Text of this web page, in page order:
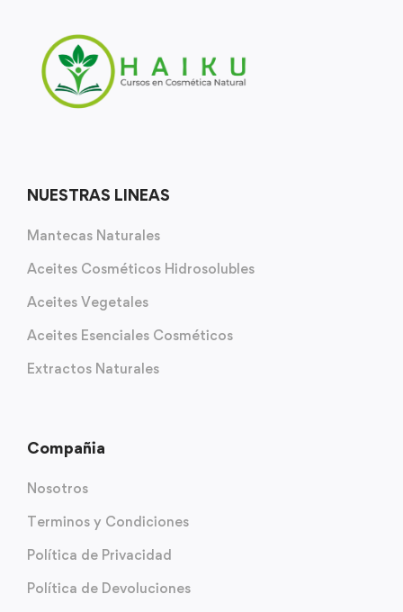
NUESTRAS LINEAS
Mantecas Naturales
Aceites Cosméticos Hidrosolubles
Aceites Vegetales
Aceites Esenciales Cosméticos
Extractos Naturales
Compañia
Nosotros
Terminos y Condiciones
Política de Privacidad
Política de Devoluciones